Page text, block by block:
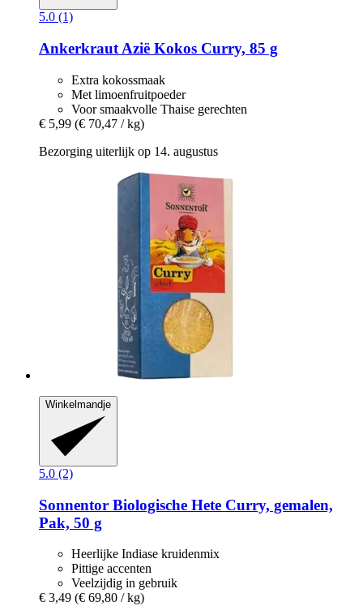
5.0 (1)
Ankerkraut Azië Kokos Curry, 85 g
Extra kokossmaak
Met limoenfruitpoeder
Voor smaakvolle Thaise gerechten
€ 5,99 (€ 70,47 / kg)
Bezorging uiterlijk op 14. augustus
Winkelmandje
5.0 (2)
Sonnentor Biologische Hete Curry, gemalen,
Pak, 50 g
Heerlijke Indiase kruidenmix
Pittige accenten
Veelzijdig in gebruik
€ 3,49 (€ 69,80 / kg)